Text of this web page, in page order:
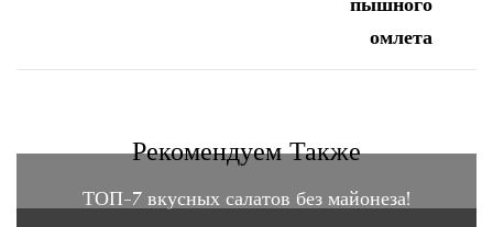
Рекомендуем Также
ТОП-7 вкусных салатов без майонеза!